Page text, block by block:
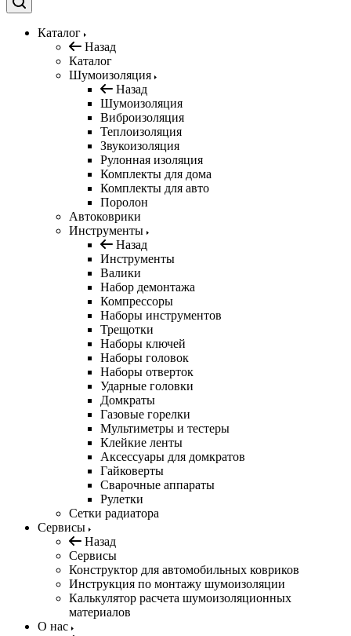
Каталог
Назад
Каталог
Шумоизоляция
Назад
Шумоизоляция
Виброизоляция
Теплоизоляция
Звукоизоляция
Рулонная изоляция
Комплекты для дома
Комплекты для авто
Поролон
Автоковрики
Инструменты
Назад
Инструменты
Валики
Набор демонтажа
Компрессоры
Наборы инструментов
Трещотки
Наборы ключей
Наборы головок
Наборы отверток
Ударные головки
Домкраты
Газовые горелки
Мультиметры и тестеры
Клейкие ленты
Аксессуары для домкратов
Гайковерты
Сварочные аппараты
Рулетки
Сетки радиатора
Сервисы
Назад
Сервисы
Конструктор для автомобильных ковриков
Инструкция по монтажу шумоизоляции
Калькулятор расчета шумоизоляционных
материалов
О нас